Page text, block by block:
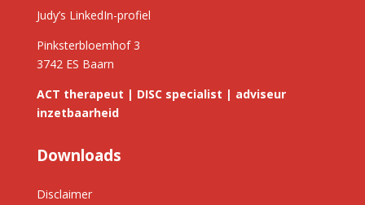
Judy’s LinkedIn-profiel
Pinksterbloemhof 3
3742 ES Baarn
ACT therapeut | DISC specialist | adviseur
inzetbaarheid
Downloads
Disclaimer